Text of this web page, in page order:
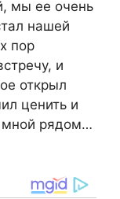
мы ее очень
нашей
пор
и
открыл
ценить и
мной рядом…